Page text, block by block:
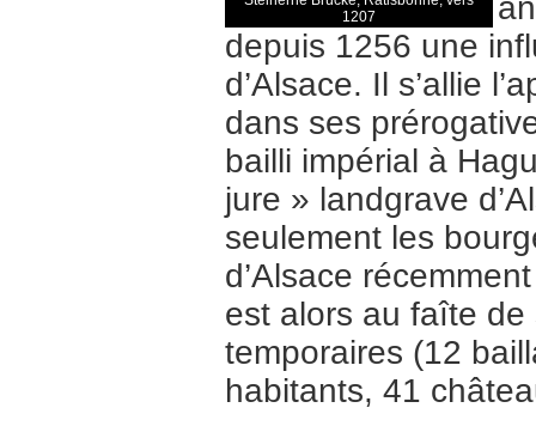
1207
depuis 1256 une
d’Alsace. Il s’allie
dans ses
bailli impérial à
jure » landgrave
seulement les
d’Alsace
est alors au faîte
temporaires (12
habitants, 41